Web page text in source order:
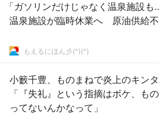
「ガソリンだけじゃなく温泉施設
温泉施設が臨時休業へ 原油供給不
もえるにほん彡(^)(^)
小籔千豊、ものまねで炎上のキン
「『失礼』という指摘はボケ、も
ってないんかなって」